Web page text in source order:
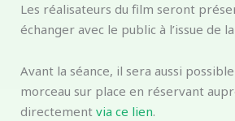
Les réalisateurs du film seront
échanger avec le public à l’issue de
Avant la séance, il sera aussi
morceau sur place en réservant
directement via ce lien.